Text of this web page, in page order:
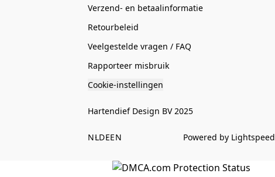
Verzend- en betaalinformatie
Retourbeleid
Veelgestelde vragen / FAQ
Rapporteer misbruik
Cookie-instellingen
Hartendief Design BV 2025
NLDEEN Powered by Lightspeed